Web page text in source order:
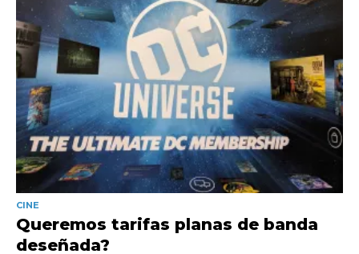
CINE
Queremos tarifas planas de banda
deseñada?